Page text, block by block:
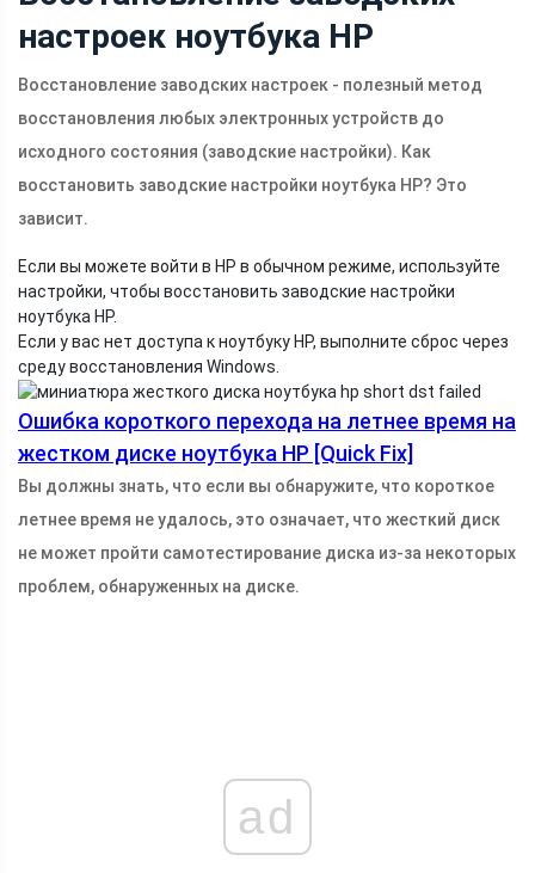
настроек ноутбука HP
Восстановление заводских настроек - полезный метод
восстановления любых электронных устройств до
исходного состояния (заводские настройки). Как
восстановить заводские настройки ноутбука HP? Это
зависит.
Если вы можете войти в HP в обычном режиме, используйте
настройки, чтобы восстановить заводские настройки
ноутбука HP.
Если у вас нет доступа к ноутбуку HP, выполните сброс через
среду восстановления Windows.
Ошибка короткого перехода на летнее время на
жестком диске ноутбука HP [Quick Fix]
Вы должны знать, что если вы обнаружите, что короткое
летнее время не удалось, это означает, что жесткий диск
не может пройти самотестирование диска из-за некоторых
проблем, обнаруженных на диске.
ad